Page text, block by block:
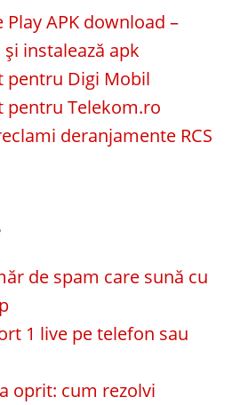
APK download –
instalează apk
pentru Digi Mobil
pentru Telekom.ro
deranjamente RCS
de spam care sună cu
1 live pe telefon sau
oprit: cum rezolvi